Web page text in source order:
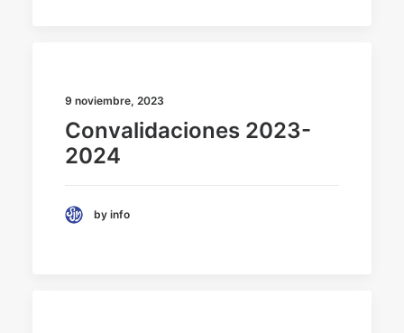
9 noviembre, 2023
Convalidaciones 2023-
2024
by info